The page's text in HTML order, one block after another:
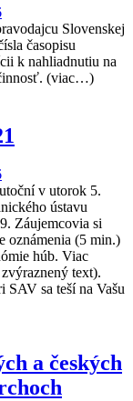
Slovenskej
časopisu
k nahliadnutiu na
(viac…)
v utorok 5.
ústavu
Záujemcovia si
oznámenia (5 min.)
húb. Viac
text).
sa teší na Vašu
a českých